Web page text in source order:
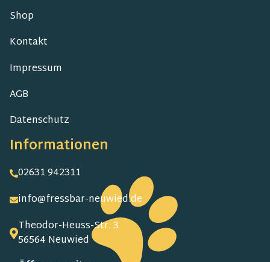
Shop
Kontakt
Impressum
AGB
Datenschutz
Informationen
02631 942311
info@fressbar-neuwied.de
Theodor-Heuss-Str. 3
56564 Neuwied